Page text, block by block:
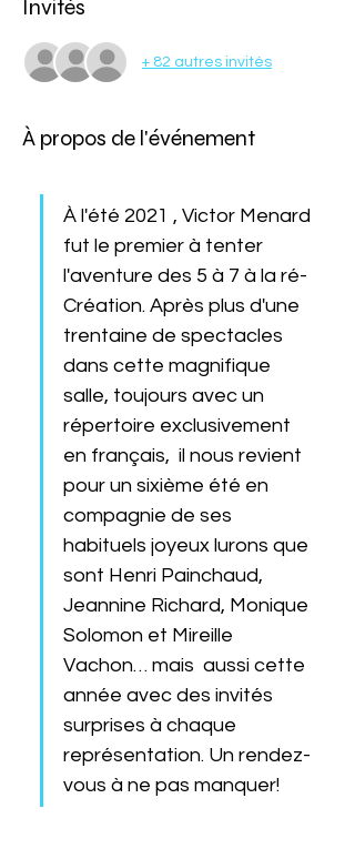
Invités
+ 82 autres invités
À propos de l'événement
À l'été 2021 , Victor Menard
fut le premier à tenter
l'aventure des 5 à 7 à la ré-
Création. Après plus d'une
trentaine de spectacles
dans cette magnifique
salle, toujours avec un
répertoire exclusivement
en français,  il nous revient
pour un sixième été en
compagnie de ses
habituels joyeux lurons que
sont Henri Painchaud,
Jeannine Richard, Monique
Solomon et Mireille
Vachon… mais  aussi cette
année avec des invités
surprises à chaque
représentation. Un rendez-
vous à ne pas manquer!